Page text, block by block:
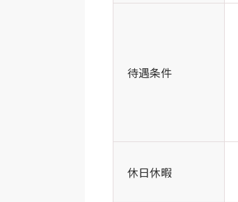
待遇条件
休日休暇